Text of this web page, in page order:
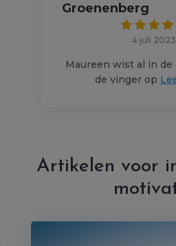
Groenenberg
4 juli 2023
Maureen wist al in de
de vinger op
Artikelen voor